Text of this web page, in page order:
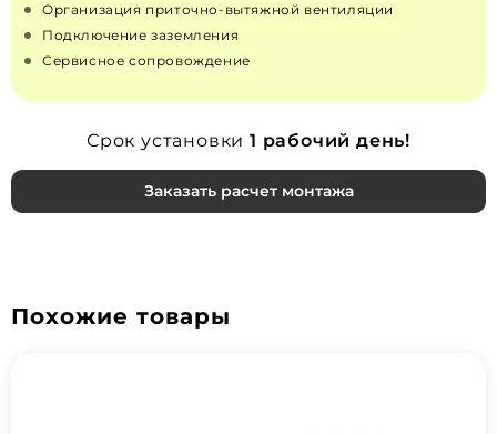
Организация приточно‑вытяжной вентиляции
Подключение заземления
Сервисное сопровождение
Срок установки 1 рабочий день!
Заказать расчет монтажа
Похожие товары